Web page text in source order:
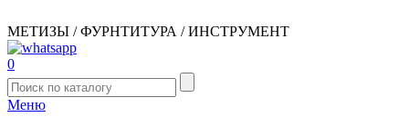
МЕТИЗЫ / ФУРНТИТУРА / ИНСТРУМЕНТ
0
Меню